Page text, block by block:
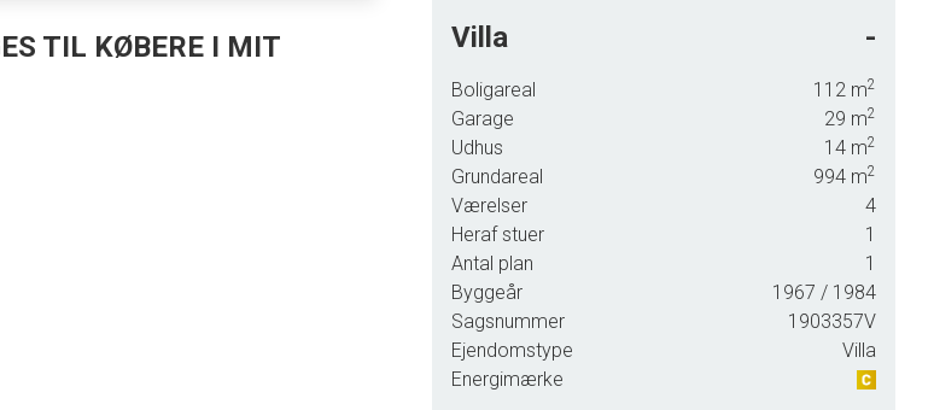
TIL KØBERE I MIT
Villa -
Boligareal 112 m2
Garage 29 m2
Udhus 14 m2
Grundareal 994 m2
Værelser
4
Heraf stuer
1
Antal plan
1
Byggeår
1967 / 1984
Sagsnummer
1903357V
Ejendomstype
Villa
Energimærke